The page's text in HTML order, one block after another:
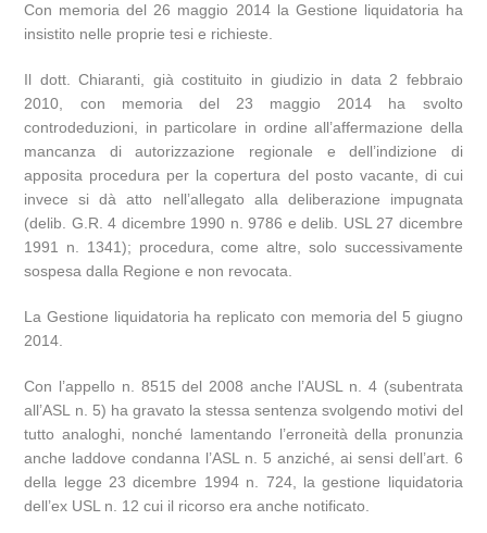
Con memoria del 26 maggio 2014 la Gestione liquidatoria ha
insistito nelle proprie tesi e richieste.
Il dott. Chiaranti, già costituito in giudizio in data 2 febbraio
2010, con memoria del 23 maggio 2014 ha svolto
controdeduzioni, in particolare in ordine all’affermazione della
mancanza di autorizzazione regionale e dell’indizione di
apposita procedura per la copertura del posto vacante, di cui
invece si dà atto nell’allegato alla deliberazione impugnata
(delib. G.R. 4 dicembre 1990 n. 9786 e delib. USL 27 dicembre
1991 n. 1341); procedura, come altre, solo successivamente
sospesa dalla Regione e non revocata.
La Gestione liquidatoria ha replicato con memoria del 5 giugno
2014.
Con l’appello n. 8515 del 2008 anche l’AUSL n. 4 (subentrata
all’ASL n. 5) ha gravato la stessa sentenza svolgendo motivi del
tutto analoghi, nonché lamentando l’erroneità della pronunzia
anche laddove condanna l’ASL n. 5 anziché, ai sensi dell’art. 6
della legge 23 dicembre 1994 n. 724, la gestione liquidatoria
dell’ex USL n. 12 cui il ricorso era anche notificato.